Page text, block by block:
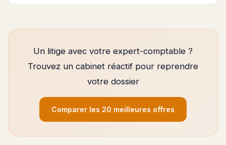
Un litige avec votre expert-comptable ?
Trouvez un cabinet réactif pour reprendre
votre dossier
Comparer les 20 meilleures offres